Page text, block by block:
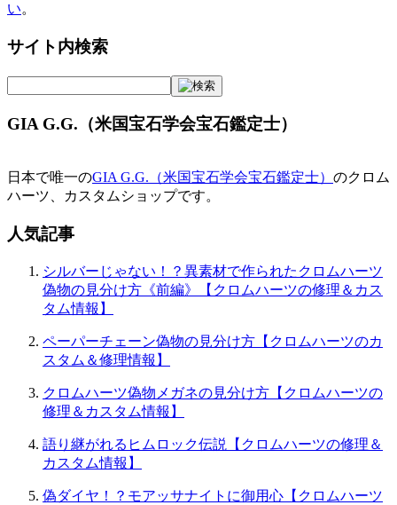
い。
サイト内検索
GIA G.G.（米国宝石学会宝石鑑定士）
日本で唯一のGIA G.G.（米国宝石学会宝石鑑定士） のクロム
ハーツ、カスタムショップです。
人気記事
シルバーじゃない！？異素材で作られたクロムハーツ
偽物の見分け方《前編》【クロムハーツの修理＆カス
タム情報】
ペーパーチェーン偽物の見分け方【クロムハーツのカ
スタム＆修理情報】
クロムハーツ偽物メガネの見分け方【クロムハーツの
修理＆カスタム情報】
語り継がれるヒムロック伝説【クロムハーツの修理＆
カスタム情報】
偽ダイヤ！？モアッサナイトに御用心【クロムハーツ